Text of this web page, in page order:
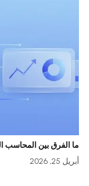
ما الفرق بين المحاسب
أبريل 25, 2026